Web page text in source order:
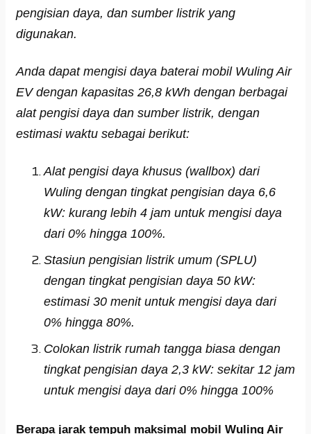
pengisian daya, dan sumber listrik yang
digunakan.
Anda dapat mengisi daya baterai mobil Wuling Air
EV dengan kapasitas 26,8 kWh dengan berbagai
alat pengisi daya dan sumber listrik, dengan
estimasi waktu sebagai berikut:
Alat pengisi daya khusus (wallbox) dari
Wuling dengan tingkat pengisian daya 6,6
kW: kurang lebih 4 jam untuk mengisi daya
dari 0% hingga 100%.
Stasiun pengisian listrik umum (SPLU)
dengan tingkat pengisian daya 50 kW:
estimasi 30 menit untuk mengisi daya dari
0% hingga 80%.
Colokan listrik rumah tangga biasa dengan
tingkat pengisian daya 2,3 kW: sekitar 12 jam
untuk mengisi daya dari 0% hingga 100%
Berapa jarak tempuh maksimal mobil Wuling Air